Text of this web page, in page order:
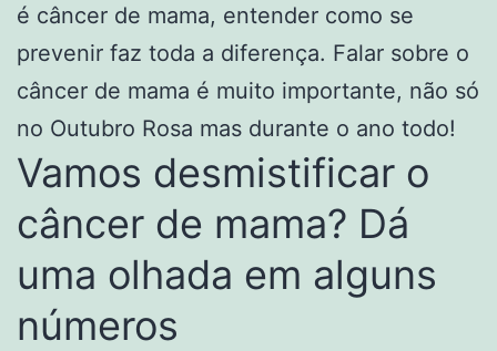
é câncer de mama, entender como se
prevenir faz toda a diferença. Falar sobre o
câncer de mama é muito importante, não só
no Outubro Rosa mas durante o ano todo!
Vamos desmistificar o
câncer de mama? Dá
uma olhada em alguns
números